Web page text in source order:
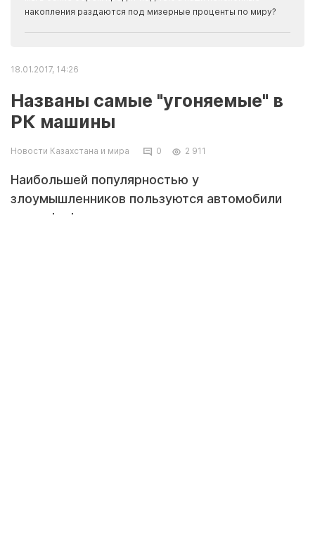
накопления раздаются под мизерные проценты по миру?
18.01.2017, 14:26
Названы самые "угоняемые" в
РК машины
Новости Казахстана и мира 0 2 911
Наибольшей популярностью у
злоумышленников пользуются автомобили
марки Lada, передает корреспондент